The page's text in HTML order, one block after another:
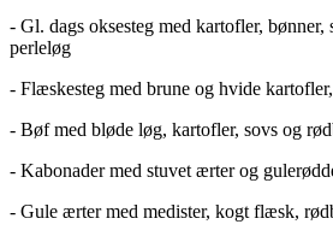
- Gl. dags oksesteg med kartofler,
perleløg
- Flæskesteg med brune og hvide
- Bøf med bløde løg, kartofler, sovs og
- Kabonader med stuvet ærter og
- Gule ærter med medister, kogt flæsk,